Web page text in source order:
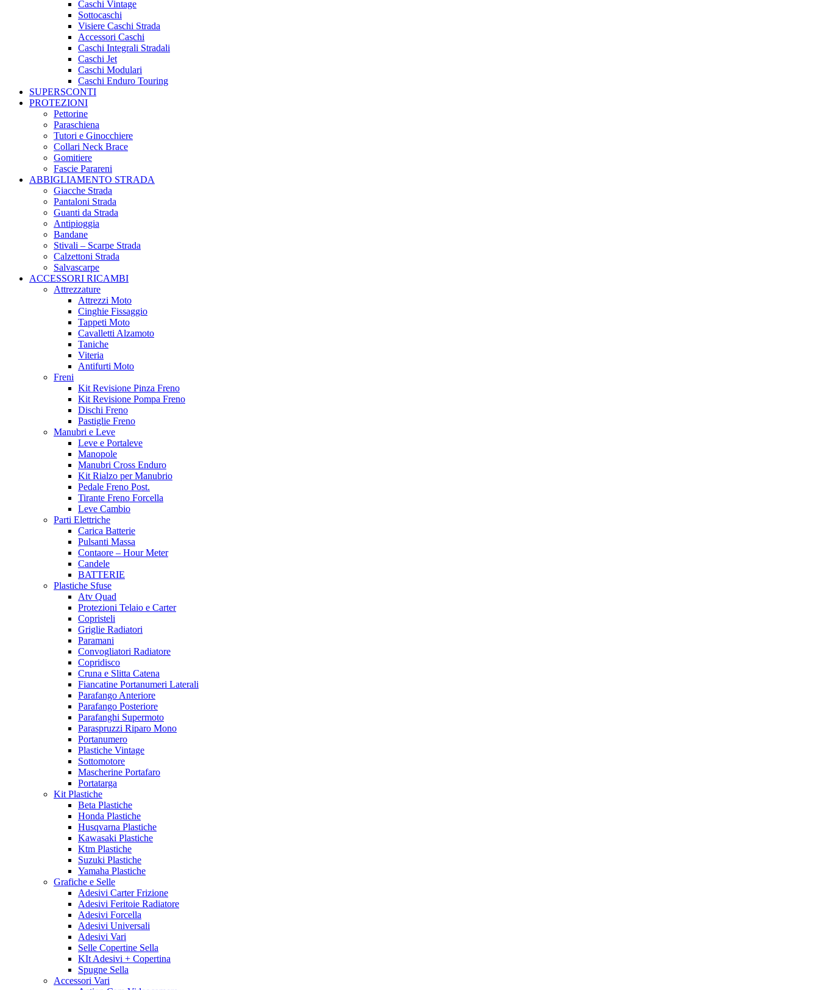
Caschi Vintage
Sottocaschi
Visiere Caschi Strada
Accessori Caschi
Caschi Integrali Stradali
Caschi Jet
Caschi Modulari
Caschi Enduro Touring
SUPERSCONTI
PROTEZIONI
Pettorine
Paraschiena
Tutori e Ginocchiere
Collari Neck Brace
Gomitiere
Fascie Parareni
ABBIGLIAMENTO STRADA
Giacche Strada
Pantaloni Strada
Guanti da Strada
Antipioggia
Bandane
Stivali – Scarpe Strada
Calzettoni Strada
Salvascarpe
ACCESSORI RICAMBI
Attrezzature
Attrezzi Moto
Cinghie Fissaggio
Tappeti Moto
Cavalletti Alzamoto
Taniche
Viteria
Antifurti Moto
Freni
Kit Revisione Pinza Freno
Kit Revisione Pompa Freno
Dischi Freno
Pastiglie Freno
Manubri e Leve
Leve e Portaleve
Manopole
Manubri Cross Enduro
Kit Rialzo per Manubrio
Pedale Freno Post.
Tirante Freno Forcella
Leve Cambio
Parti Elettriche
Carica Batterie
Pulsanti Massa
Contaore – Hour Meter
Candele
BATTERIE
Plastiche Sfuse
Atv Quad
Protezioni Telaio e Carter
Copristeli
Griglie Radiatori
Paramani
Convogliatori Radiatore
Copridisco
Cruna e Slitta Catena
Fiancatine Portanumeri Laterali
Parafango Anteriore
Parafango Posteriore
Parafanghi Supermoto
Paraspruzzi Riparo Mono
Portanumero
Plastiche Vintage
Sottomotore
Mascherine Portafaro
Portatarga
Kit Plastiche
Beta Plastiche
Honda Plastiche
Husqvarna Plastiche
Kawasaki Plastiche
Ktm Plastiche
Suzuki Plastiche
Yamaha Plastiche
Grafiche e Selle
Adesivi Carter Frizione
Adesivi Feritoie Radiatore
Adesivi Forcella
Adesivi Universali
Adesivi Vari
Selle Copertine Sella
KIt Adesivi + Copertina
Spugne Sella
Accessori Vari